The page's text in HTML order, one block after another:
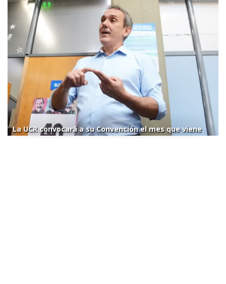
La UCR convocará a su Convención el mes que viene